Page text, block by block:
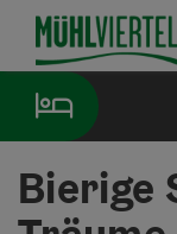
Zum Inhalt[0]
Zur Navigation
Zum
Zur
Zur Suche[4]
Zum Impressum
Zu den
Zur Startseite
Bierige